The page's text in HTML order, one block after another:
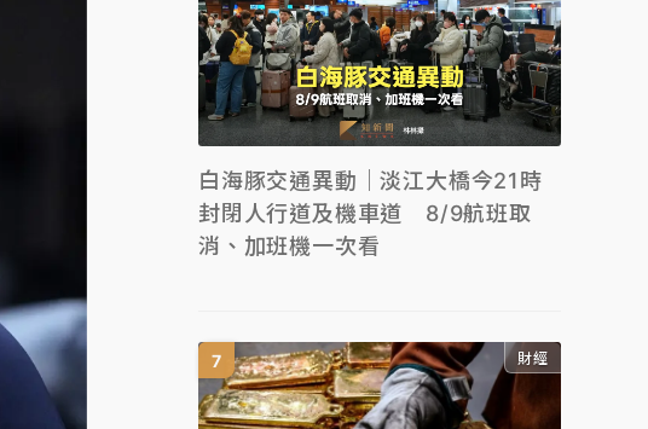
白海豚交通異動｜淡江大橋今21時
封閉人行道及機車道 8/9航班取
消、加班機一次看
財經